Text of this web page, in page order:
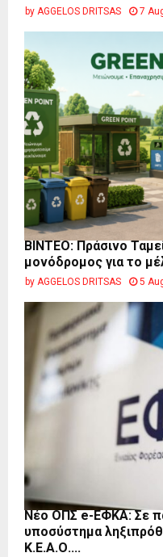
by AGGELOS DRITSAS 7
BINTEO: Πράσινο
μονόδρομος για το
by AGGELOS DRITSAS 5
Νέο ΟΠΣ e-ΕΦΚΑ: Σε
υποσύστημα
Κ.Ε.Α.Ο....